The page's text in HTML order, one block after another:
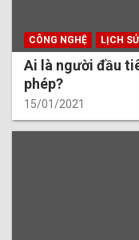
CÔNG NGHỆ LỊCH SỬ
Ai là người đầu
phép?
15/01/2021